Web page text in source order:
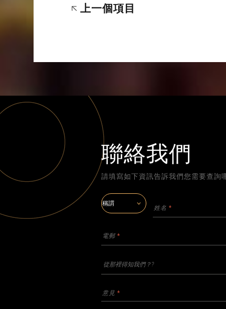
上一個項目
聯絡我們
請填寫如下資訊告訴我們您需要查詢